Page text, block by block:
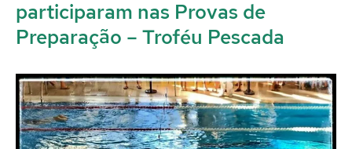
participaram nas Provas de
Preparação – Troféu Pescada